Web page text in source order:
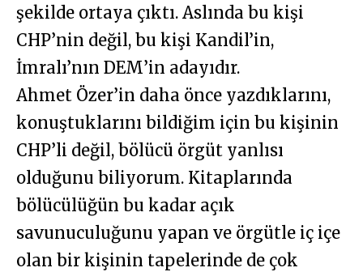
şekilde ortaya çıktı. Aslında bu kişi
CHP’nin değil, bu kişi Kandil’in,
İmralı’nın DEM’in adayıdır.
Ahmet Özer’in daha önce yazdıklarını,
konuştuklarını bildiğim için bu kişinin
CHP’li değil, bölücü örgüt yanlısı
olduğunu biliyorum. Kitaplarında
bölücülüğün bu kadar açık
savunuculuğunu yapan ve örgütle iç içe
olan bir kişinin tapelerinde de çok